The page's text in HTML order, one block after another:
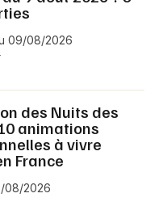
09/08/2026
des Nuits des
animations
à vivre
France
08/2026